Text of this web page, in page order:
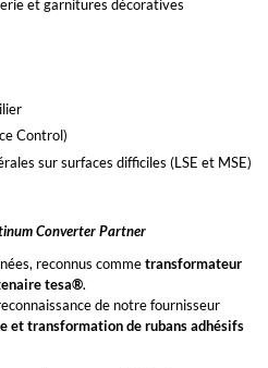
et garnitures décoratives
Control)
sur surfaces difficiles (LSE et MSE)
Converter Partner
reconnus commetransformateur
tesa®.
de notre fournisseur
et transformation de rubans adhésifs